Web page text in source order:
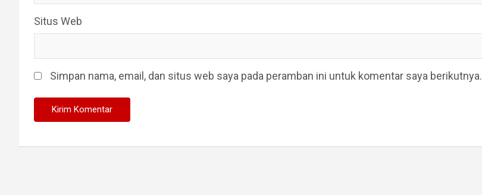
Situs Web
Simpan nama, email, dan situs web saya pada peramban ini untuk komentar saya berikutnya.